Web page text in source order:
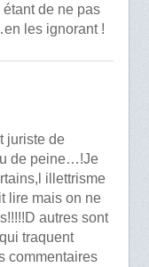
de ne pas
les ignorant !
juriste de
de peine…!Je
illettrisme
lire mais on ne
autres sont
traquent
commentaires